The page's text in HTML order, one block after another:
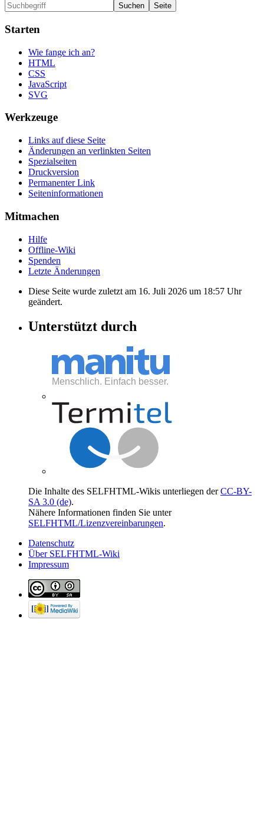
Starten
Wie fange ich an?
HTML
CSS
JavaScript
SVG
Werkzeuge
Links auf diese Seite
Änderungen an verlinkten Seiten
Spezialseiten
Druckversion
Permanenter Link
Seiten­informationen
Mitmachen
Hilfe
Offline-Wiki
Spenden
Letzte Änderungen
Diese Seite wurde zuletzt am 16. Juli 2026 um 18:57 Uhr
geändert.
Unterstützt durch
Die Inhalte des SELFHTML-Wikis unterliegen derCC-BY-
SA 3.0 (de).
Nähere Informationen finden Sie unter
SELFHTML/Lizenzvereinbarungen.
Datenschutz
Über SELFHTML-Wiki
Impressum